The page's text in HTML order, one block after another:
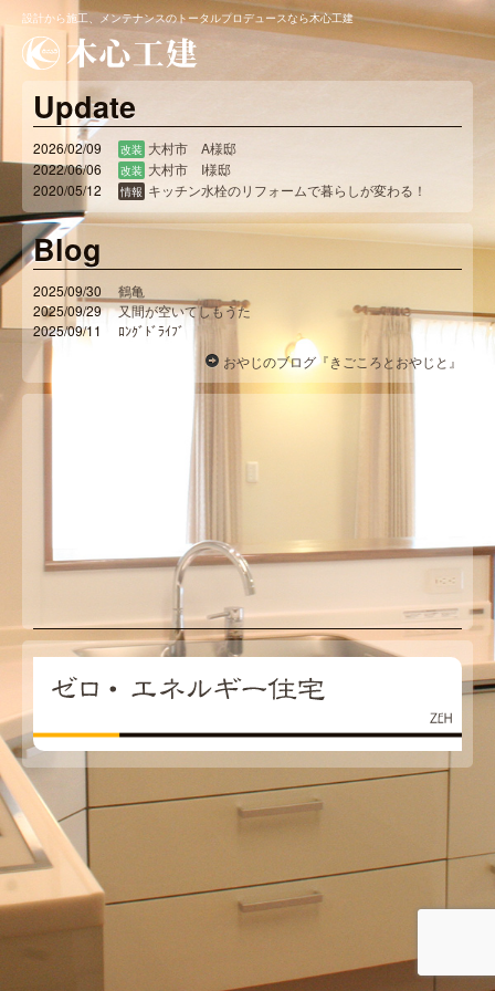
設計から施工、メンテナンスのトータルプロデュースなら木心工建
Update
2026/02/09 改装 大村市 A様邸
2022/06/06
改装 大村市 I様邸
2020/05/12
情報 キッチン水栓のリフォームで暮らしが変わる！
Blog
2025/09/30
鶴亀
2025/09/29
又間が空いてしもうた
2025/09/11
ﾛﾝｸﾞﾄﾞﾗｲﾌﾞ
おやじのブログ『きごころとおやじと』